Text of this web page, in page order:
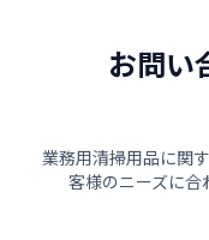
お問い
業務用清掃用品に関
客様のニーズに合